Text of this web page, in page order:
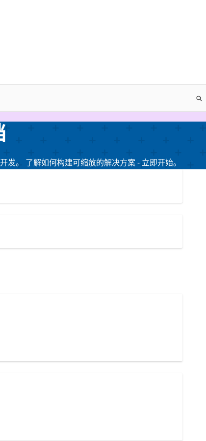
。 了解如何构建可缩放的解决方案 - 立即开始。